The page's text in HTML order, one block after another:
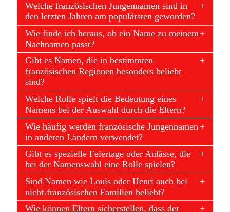
Welche französischen Jungennamen sind in
den letzten Jahren am populärsten geworden?
Wie finde ich heraus, ob ein Name zu meinem
Nachnamen passt?
Gibt es Namen, die in bestimmten
französischen Regionen besonders beliebt
sind?
Welche Rolle spielt die Bedeutung eines
Namens bei der Auswahl durch die Eltern?
Wie häufig werden französische Jungennamen
in anderen Ländern verwendet?
Gibt es spezielle Feiertage oder Anlässe, die
bei der Namenswahl eine Rolle spielen?
Sind Namen wie Louis oder Henri auch bei
nicht-französischen Familien beliebt?
Wie können Eltern sicherstellen, dass der